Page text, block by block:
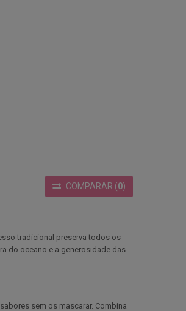
COMPARAR (0)
tradicional preserva todos os
do oceano e a generosidade das
sem os mascarar. Combina